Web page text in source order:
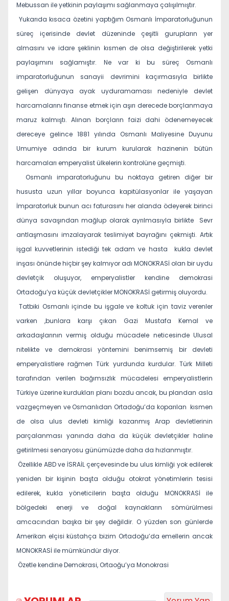
Mebussan ile yetkinin paylaşımı sağlanmaya çalışılmıştır.
Yukarıda kısaca özetini yaptığım Osmanlı İmparatorluğunun
süreç içerisinde devlet düzeninde çeşitli gurupların yer
almasını ve idare şeklinin kısmen de olsa değiştirilerek yetki
paylaşımını sağlamıştır. Ne var ki bu süreç Osmanlı
imparatorluğunun sanayii devrimini kaçırmasıyla birlikte
gelişen dünyaya ayak uyduramaması nedeniyle devlet
harcamalarını finanse etmek için aşırı derecede borçlanmaya
maruz kalmıştı. Alınan borçların faizi dahi ödenemeyecek
dereceye gelince 1881 yılında Osmanlı Maliyesine Duyunu
Umumiye adında bir kurum kurularak hazinenin bütün
harcamaları emperyalist ülkelerin kontrolüne geçmişti.
Osmanlı imparatorluğunu bu noktaya getiren diğer bir
hususta uzun yıllar boyunca kapitülasyonlar ile yaşayan
İmparatorluk bunun acı faturasını her alanda ödeyerek birinci
dünya savaşından mağlup olarak ayrılmasıyla birlikte
Sevr
antlaşmasını imzalayarak teslimiyet bayrağını çekmişti. Artık
işgal kuvvetlerinin istediği tek adam ve hasta
kukla devlet
inşası önünde hiçbir şey kalmıyor adı MONOKRASİ olan bir uydu
devletçik oluşuyor, emperyalistler kendine demokrasi
Ortadoğu’ya küçük devletçikler MONOKRASİ getirmiş oluyordu.
Tatbiki Osmanlı içinde bu işgale ve koltuk için taviz verenler
varken ,bunlara karşı çıkan Gazi Mustafa Kemal ve
arkadaşlarının vermiş olduğu mücadele neticesinde Ulusal
nitelikte ve demokrasi yöntemini benimsemiş bir devleti
emperyalistlere rağmen Türk yurdunda kurdular. Türk Milleti
tarafından verilen bağımsızlık mücadelesi emperyalistlerin
Türkiye üzerine kurdukları planı bozdu ancak, bu plandan asla
vazgeçmeyen ve Osmanlıdan Ortadoğu’da koparılan kısmen
de olsa ulus devleti kimliği kazanmış Arap devletlerinin
parçalanması yanında daha da küçük devletçikler haline
getirilmesi senaryosu günümüzde daha da hızlanmıştır.
Özellikle ABD ve İSRAİL çerçevesinde bu ulus kimliği yok edilerek
yeniden bir kişinin başta olduğu otokrat yönetimlerin tesisi
edilerek, kukla yöneticilerin başta olduğu MONOKRASİ ile
bölgedeki enerji ve doğal kaynakların sömürülmesi
amcacından başka bir şey değildir. O yüzden son günlerde
Amerikan elçisi küstahça bizim Ortadoğu’da emellerin ancak
MONOKRASİ ile mümkündür diyor.
Özetle kendine Demokrasi, Ortaoğu’ya Monokrasi